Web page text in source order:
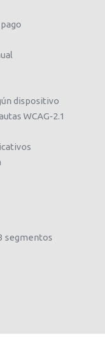
dispositivo
WCAG-2.1
segmentos